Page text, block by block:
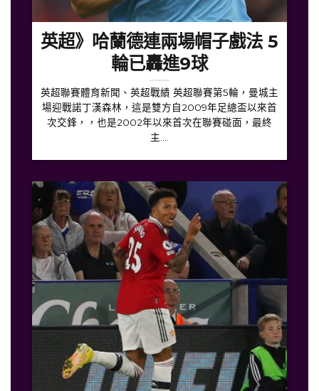
英超》哈蘭德連兩場帽子戲法 5
輪已轟進9球
英超聯賽體育新聞、英超戰績 英超聯賽第5輪，曼城主
場迎戰諾丁漢森林，這是雙方自2009年足總盃以來首
次交鋒，，也是2002年以來首次在聯賽碰面，最終
主....